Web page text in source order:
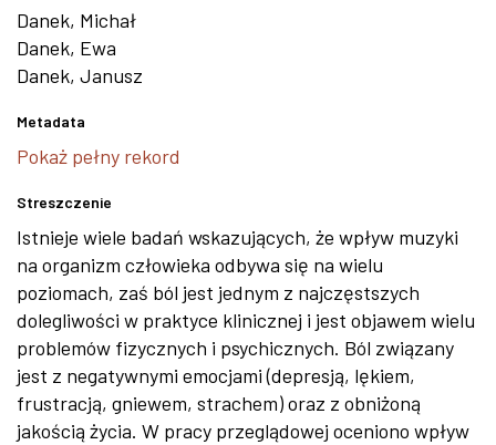
Danek, Michał
Danek, Ewa
Danek, Janusz
Metadata
Pokaż pełny rekord
Streszczenie
Istnieje wiele badań wskazujących, że wpływ muzyki
na organizm człowieka odbywa się na wielu
poziomach, zaś ból jest jednym z najczęstszych
dolegliwości w praktyce klinicznej i jest objawem wielu
problemów fizycznych i psychicznych. Ból związany
jest z negatywnymi emocjami (depresją, lękiem,
frustracją, gniewem, strachem) oraz z obniżoną
jakością życia. W pracy przeglądowej oceniono wpływ